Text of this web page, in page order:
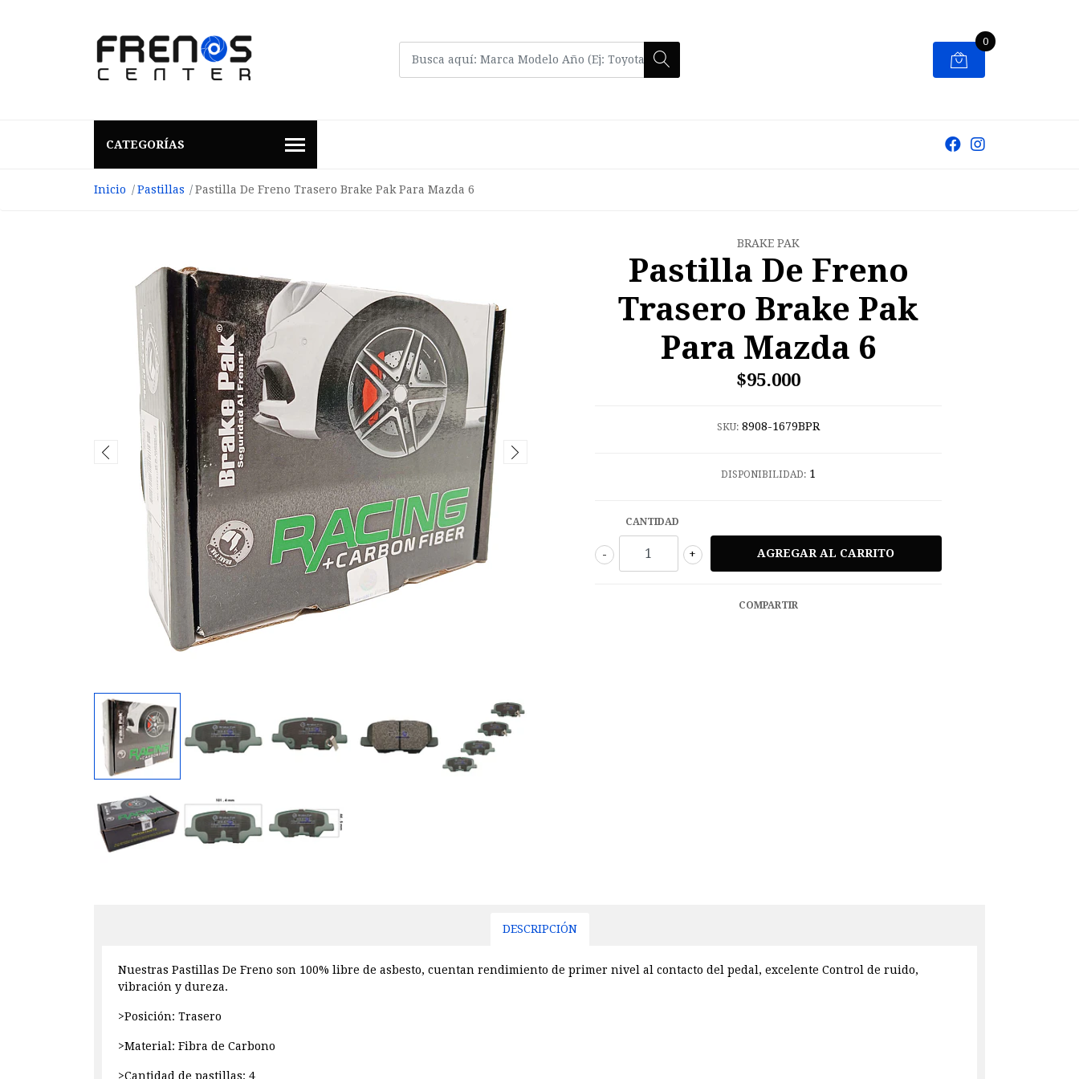
0
CATEGORÍAS
Inicio Pastillas Pastilla De Freno Trasero Brake Pak Para Mazda 6
BRAKE PAK
Pastilla De Freno
Trasero Brake Pak
Para Mazda 6
$95.000
SKU: 8908-1679BPR
DISPONIBILIDAD: 1
CANTIDAD
+
-
COMPARTIR
DESCRIPCIÓN
Nuestras Pastillas De Freno son 100% libre de asbesto, cuentan rendimiento de primer nivel al contacto del pedal, excelente Control de ruido,
vibración y dureza.
>Posición: Trasero
>Material: Fibra de Carbono
>Cantidad de pastillas: 4